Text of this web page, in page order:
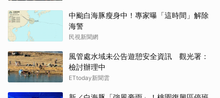
中颱白海豚瘦身中！專家曝「這時間」解除
海警
民視新聞網
風管處水域未公告遊憩安全資訊 觀光署：
檢討辦理中
ETtoday新聞雲